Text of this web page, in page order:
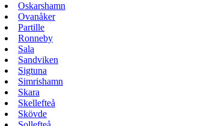
Oskarshamn
Ovanåker
Partille
Ronneby
Sala
Sandviken
Sigtuna
Simrishamn
Skara
Skellefteå
Skövde